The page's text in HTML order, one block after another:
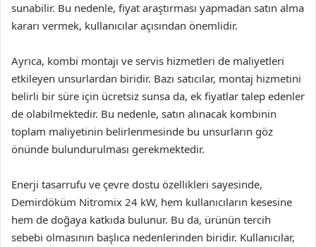
sunabilir. Bu nedenle, fiyat araştırması yapmadan satın alma
kararı vermek, kullanıcılar açısından önemlidir.
Ayrıca, kombi montajı ve servis hizmetleri de maliyetleri
etkileyen unsurlardan biridir. Bazı satıcılar, montaj hizmetini
belirli bir süre için ücretsiz sunsa da, ek fiyatlar talep edenler
de olabilmektedir. Bu nedenle, satın alınacak kombinin
toplam maliyetinin belirlenmesinde bu unsurların göz
önünde bulundurulması gerekmektedir.
Enerji tasarrufu ve çevre dostu özellikleri sayesinde,
Demirdöküm Nitromix 24 kW, hem kullanıcıların kesesine
hem de doğaya katkıda bulunur. Bu da, ürünün tercih
sebebi olmasının başlıca nedenlerinden biridir. Kullanıcılar,